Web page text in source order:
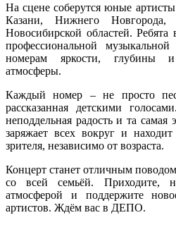
На сцене соберутся юные
Казани, Нижнего
Новосибирской областей.
профессиональной
номерам яркости, глубины
атмосферы.
Каждый номер – не просто
рассказанная детскими
неподдельная радость и та самая
заряжает всех вокруг и
зрителя, независимо от возраста.
Концерт станет отличным
со всей семьёй. Приходите,
атмосферой и поддержите
артистов. Ждём вас в ДЕПО.